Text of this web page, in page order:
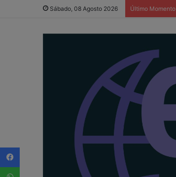
Sábado, 08 Agosto 2026 Último Momento